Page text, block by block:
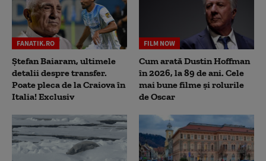
FANATIK.RO
Ștefan Baiaram, ultimele
detalii despre transfer.
Poate pleca de la Craiova în
Italia! Exclusiv
FILM NOW
Cum arată Dustin Hoffman
în 2026, la 89 de ani. Cele
mai bune filme și rolurile
de Oscar